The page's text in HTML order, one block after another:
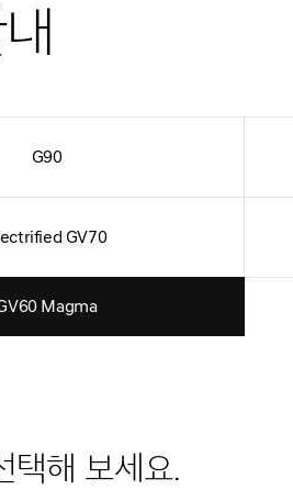
G90
GV70
Magma
택해 보세요.